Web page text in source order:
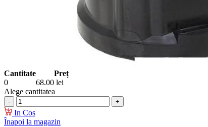
Cantitate
Preț
0
68.00 lei
Alege cantitatea
In Cos
Înapoi la magazin